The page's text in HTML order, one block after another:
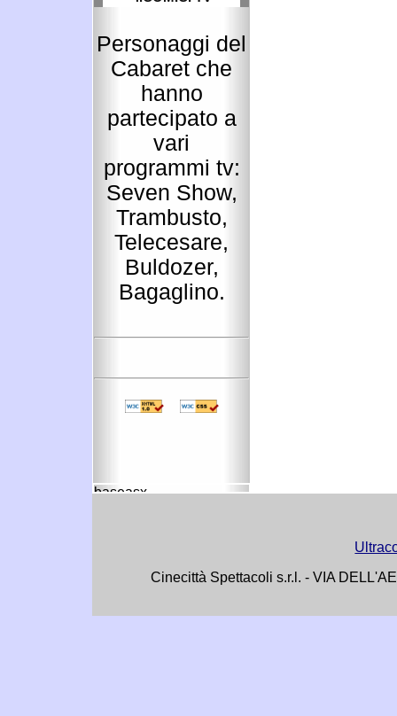
Personaggi del
Cabaret che
hanno
partecipato a
vari
programmi tv:
Seven Show,
Trambusto,
Telecesare,
Buldozer,
Bagaglino.
Cinecittà Spettacoli s.r.l. - VIA